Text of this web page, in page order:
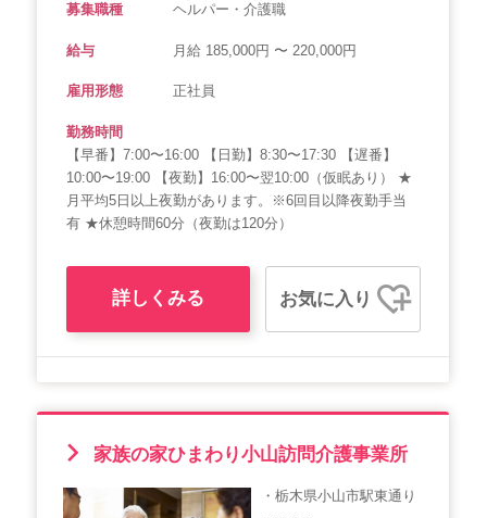
募集職種 ヘルパー・介護職
給与 月給 185,000円 〜 220,000円
雇用形態 正社員
勤務時間
【早番】7:00〜16:00 【日勤】8:30〜17:30 【遅番】
10:00〜19:00 【夜勤】16:00〜翌10:00（仮眠あり） ★
月平均5日以上夜勤があります。※6回目以降夜勤手当
有 ★休憩時間60分（夜勤は120分）
詳しくみる お気に入り
家族の家ひまわり小山訪問介護事業所
・栃木県小山市駅東通り